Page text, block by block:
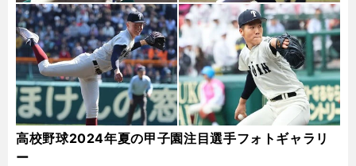
高校野球2024年夏の甲子園注目選手フォトギャラリ
ー